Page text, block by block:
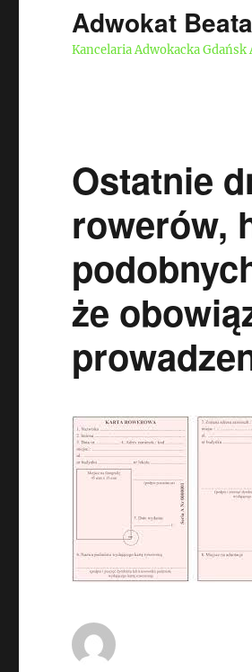
Adwokat
Kancelaria Adwokacka
Ostatnie
rowerów,
że